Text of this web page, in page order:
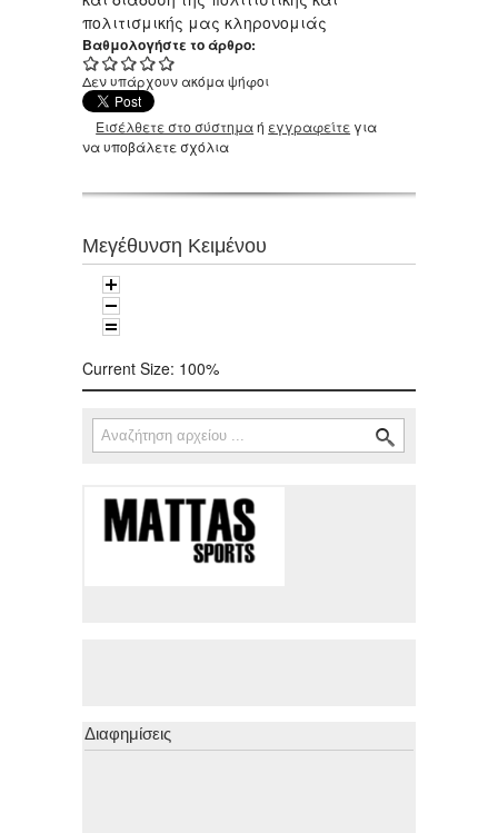
πολιτισμικής μας κληρονομιάς
Βαθμολογήστε το άρθρο:
Δεν υπάρχουν ακόμα ψήφοι
Εισέλθετε στο σύστημαή εγγραφείτε για
να υποβάλετε σχόλια
Μεγέθυνση Κειμένου
Current Size: 100%
Φόρμα αναζήτησης
Αναζήτηση
Διαφημίσεις